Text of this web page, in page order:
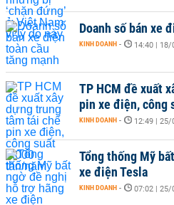
Doanh số bán xe
KINH DOANH - 14:40 |
TP HCM đề xuất
pin xe điện, công
KINH DOANH - 12:49 |
Tổng thống Mỹ
xe điện Tesla
KINH DOANH - 07:02 | 25/